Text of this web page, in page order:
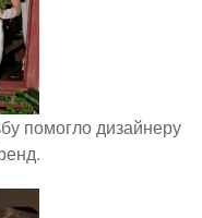
помогло дизайнеру